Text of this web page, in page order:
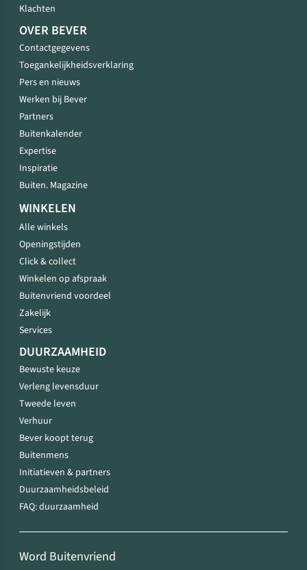
Klachten
OVER BEVER
Contactgegevens
Toegankelijkheidsverklaring
Pers en nieuws
Werken bij Bever
Partners
Buitenkalender
Expertise
Inspiratie
Buiten. Magazine
WINKELEN
Alle winkels
Openingstijden
Click & collect
Winkelen op afspraak
Buitenvriend voordeel
Zakelijk
Services
DUURZAAMHEID
Bewuste keuze
Verleng levensduur
Tweede leven
Verhuur
Bever koopt terug
Buitenmens
Initiatieven & partners
Duurzaamheidsbeleid
FAQ: duurzaamheid
Word Buitenvriend